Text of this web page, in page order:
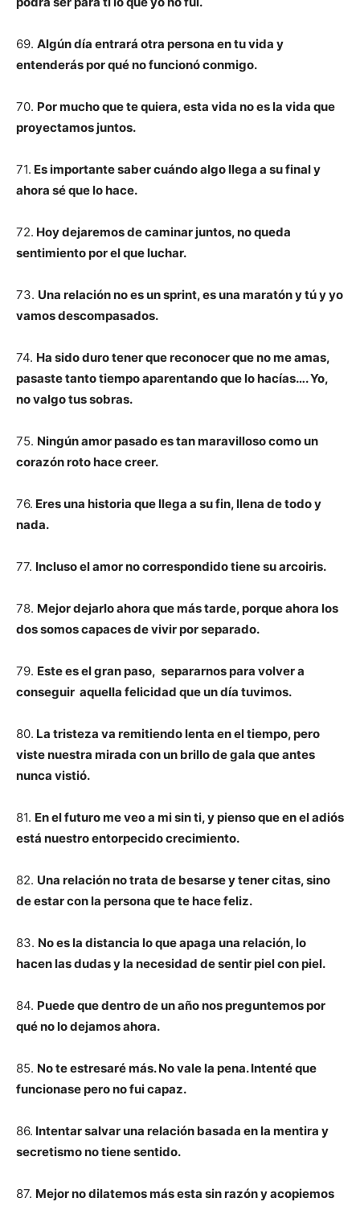
69. Algún día entrará otra persona en tu vida y
entenderás por qué no funcionó conmigo.
70. Por mucho que te quiera, esta vida no es la vida que
proyectamos juntos.
71. Es importante saber cuándo algo llega a su final y
ahora sé que lo hace.
72. Hoy dejaremos de caminar juntos, no queda
sentimiento por el que luchar.
73. Una relación no es un sprint, es una maratón y tú y yo
vamos descompasados.
74. Ha sido duro tener que reconocer que no me amas,
pasaste tanto tiempo aparentando que lo hacías…. Yo,
no valgo tus sobras.
75. Ningún amor pasado es tan maravilloso como un
corazón roto hace creer.
76. Eres una historia que llega a su fin, llena de todo y
nada.
77. Incluso el amor no correspondido tiene su arcoiris.
78. Mejor dejarlo ahora que más tarde, porque ahora los
dos somos capaces de vivir por separado.
79. Este es el gran paso, separarnos para volver a
conseguir aquella felicidad que un día tuvimos.
80. La tristeza va remitiendo lenta en el tiempo, pero
viste nuestra mirada con un brillo de gala que antes
nunca vistió.
81. En el futuro me veo a mi sin ti, y pienso que en el adiós
está nuestro entorpecido crecimiento.
82. Una relación no trata de besarse y tener citas, sino
de estar con la persona que te hace feliz.
83. No es la distancia lo que apaga una relación, lo
hacen las dudas y la necesidad de sentir piel con piel.
84. Puede que dentro de un año nos preguntemos por
qué no lo dejamos ahora.
85. No te estresaré más. No vale la pena. Intenté que
funcionase pero no fui capaz.
86. Intentar salvar una relación basada en la mentira y
secretismo no tiene sentido.
87. Mejor no dilatemos más esta sin razón y acopiemos